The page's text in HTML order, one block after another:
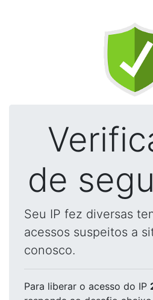
de
Seu IP fez diversas
acessos suspeitos a
conosco.
Para liberar o acesso do IP